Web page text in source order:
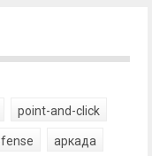
point-and-click
аркада